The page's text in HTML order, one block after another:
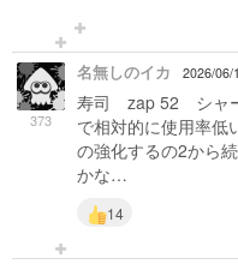
373
名無しのイカ 2026/06/
寿司 zap 52 シャ
で相対的に使用率低
の強化するの2から
かな…
14